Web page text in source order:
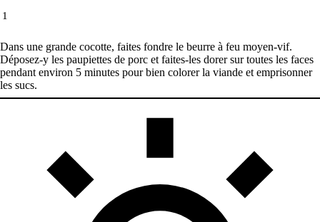
1
Dans une grande cocotte, faites fondre le beurre à feu moyen-vif.
Déposez-y les paupiettes de porc et faites-les dorer sur toutes les faces
pendant environ 5 minutes pour bien colorer la viande et emprisonner
les sucs.